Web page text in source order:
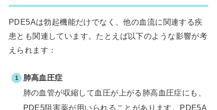
PDE5Aは勃起機能だけでなく、他の血流に関連する疾
患とも関連しています。たとえば以下のような影響が考
えられます：
肺高血圧症
肺の血管が収縮して血圧が上がる肺高血圧症にも、
PDE5阻害薬が用いられることがあります。PDE5A